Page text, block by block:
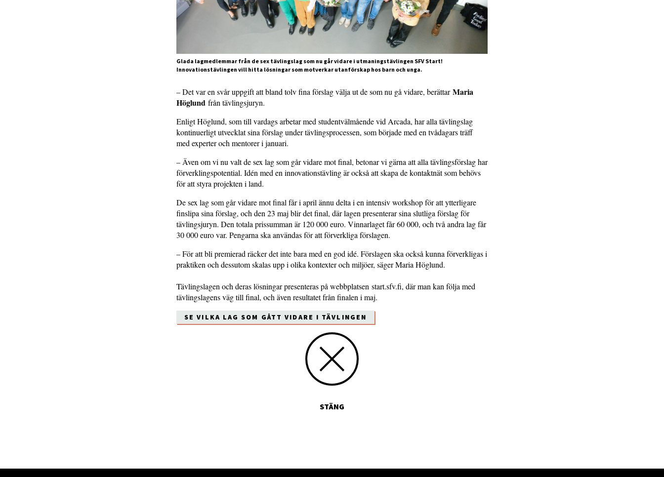
Glada lagmedlemmar från de sex tävlingslag som nu går vidare i utmaningstävlingen SFV Start!
Innovationstävlingen vill hitta lösningar som motverkar utanförskap hos barn och unga.
– Det var en svår uppgift att bland tolv fina förslag välja ut de som nu gå vidare, berättarMaria
Höglund från tävlingsjuryn.
Enligt Höglund, som till vardags arbetar med studentvälmående vid Arcada, har alla tävlingslag
kontinuerligt utvecklat sina förslag under tävlingsprocessen, som började med en tvådagars träff
med experter och mentorer i januari.
– Även om vi nu valt de sex lag som går vidare mot final, betonar vi gärna att alla tävlingsförslag har
förverklingspotential. Idén med en innovationstävling är också att skapa de kontaktnät som behövs
för att styra projekten i land.
De sex lag som går vidare mot final får i april ännu delta i en intensiv workshop för att ytterligare
finslipa sina förslag, och den 23 maj blir det final, där lagen presenterar sina slutliga förslag för
tävlingsjuryn. Den totala prissumman är 120 000 euro. Vinnarlaget får 60 000, och två andra lag får
30 000 euro var. Pengarna ska användas för att förverkliga förslagen.
– För att bli premierad räcker det inte bara med en god idé. Förslagen ska också kunna förverkligas i
praktiken och dessutom skalas upp i olika kontexter och miljöer, säger Maria Höglund.
Tävlingslagen och deras lösningar presenteras på webbplatsen start.sfv.fi, där man kan följa med
tävlingslagens väg till final, och även resultatet från finalen i maj.
SE VILKA LAG SOM GÅTT VIDARE I TÄVLINGEN
STÄNG